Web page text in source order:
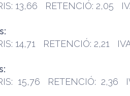
13,66 RETENCIÓ: 2,05
14,71 RETENCIÓ: 2,21
15,76 RETENCIÓ: 2,36